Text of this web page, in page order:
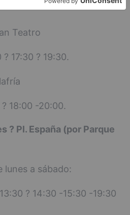
Teatro
17:30 ? 19:30.
? 18:00 -20:00.
? Pl. España (por Parque
lunes a sábado:
? 14:30 -15:30 -19:30